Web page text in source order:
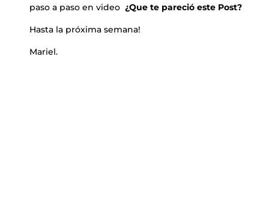
paso a paso en video ¿Que te pareció este Post?
Hasta la próxima semana!
Mariel.